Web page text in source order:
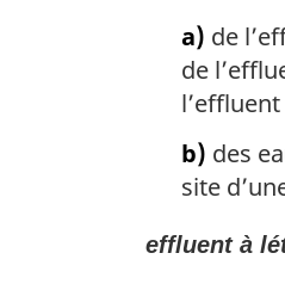
a) de
de
b) des
site
effluent à